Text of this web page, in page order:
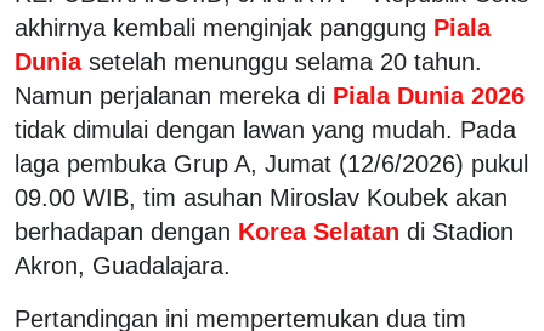
akhirnya kembali menginjak panggung Piala
Dunia setelah menunggu selama 20 tahun.
Namun perjalanan mereka di Piala Dunia 2026
tidak dimulai dengan lawan yang mudah. Pada
laga pembuka Grup A, Jumat (12/6/2026) pukul
09.00 WIB, tim asuhan Miroslav Koubek akan
berhadapan dengan Korea Selatan di Stadion
Akron, Guadalajara.
Pertandingan ini mempertemukan dua tim